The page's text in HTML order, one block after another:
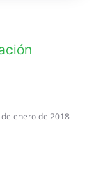
enero de 2018